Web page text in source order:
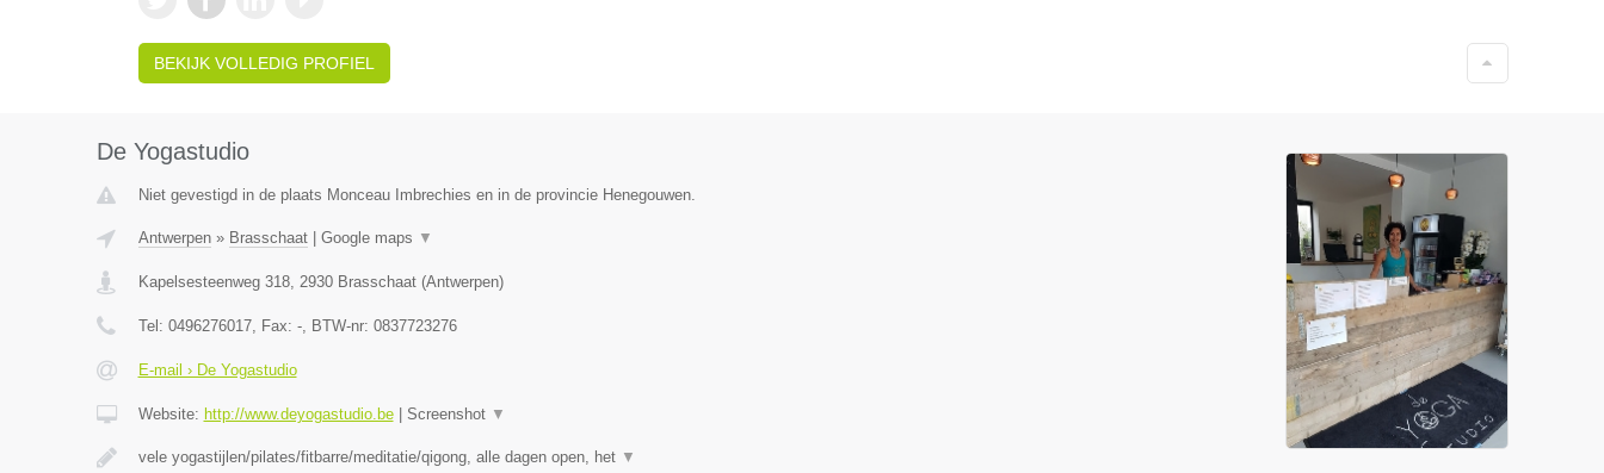
BEKIJK VOLLEDIG PROFIEL
De Yogastudio
Niet gevestigd in de plaats Monceau Imbrechies en in de provincie Henegouwen.
Antwerpen» Brasschaat| Google maps ▼
Kapelsesteenweg 318, 2930 Brasschaat(Antwerpen)
Tel: 0496276017, Fax: -, BTW-nr: 0837723276
E-mail › De Yogastudio
Website: http://www.deyogastudio.be| Screenshot ▼
vele yogastijlen/pilates/fitbarre/meditatie/qigong, alle dagen open, het ▼